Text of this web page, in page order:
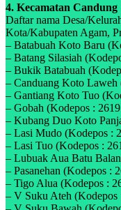
4. Kecamatan Candung
Daftar nama Desa/
Kota/Kabupaten Agam,
– Batabuah Koto Baru
– Batang Silasiah
– Bukik Batabuah
– Canduang Koto Laweh
– Gantiang Koto Tuo
– Gobah (Kodepos :
– Kubang Duo Koto
– Lasi Mudo (Kodepos :
– Lasi Tuo (Kodepos :
– Lubuak Aua Batu
– Pasanehan (Kodepos :
– Tigo Alua (Kodepos :
– V Suku Ateh (Kodepos